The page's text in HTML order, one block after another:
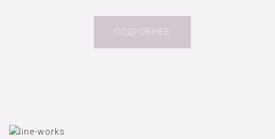
ПОДРОБНЕЕ